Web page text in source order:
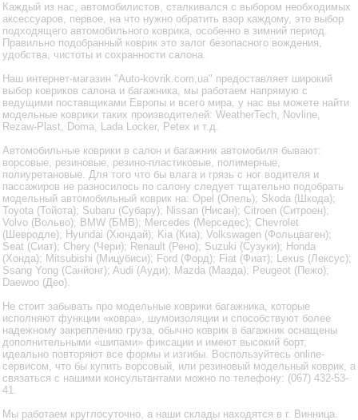
Каждый из нас, автомобилистов, сталкивался с выбором необходимых
аксессуаров, первое, на что нужно обратить взор каждому, это выбор
подходящего автомобильного коврика, особенно в зимний период.
Правильно подобранный коврик это залог безопасного вождения,
удобства, чистоты и сохранности салона.
Наш интернет-магазин "Auto-kovrik.com.ua" предоставляет широкий
выбор ковриков салона и багажника, мы работаем напрямую с
ведущими поставщиками Европы и всего мира, у нас вы можете найти
модельные коврики таких производителей: WeatherTech, Novline,
Rezaw-Plast, Doma, Lada Locker, Petex и т.д.
Автомобильные коврики в салон и багажник автомобиля бывают:
ворсовые, резиновые, резино-пластиковые, полимерные,
полиуретановые. Для того что бы влага и грязь с ног водителя и
пассажиров не разносилось по салону следует тщательно подобрать
модельный автомобильный коврик на: Opel (Опель); Skoda (Шкода);
Toyota (Тойота); Subaru (Субару); Nissan (Нисан); Citroen (Ситроен);
Volvo (Вольво); BMW (БМВ); Mercedes (Мерседес); Chevrolet
(Шевродле); Hyundai (Хюндай); Kia (Киа); Volkswagen (Фольцваген);
Seat (Сиат); Chery (Чери); Renault (Рено); Suzuki (Сузуки); Honda
(Хонда); Mitsubishi (Мицубиси); Ford (Форд); Fiat (Фиат); Lexus (Лексус);
Ssang Yong (Санйонг); Audi (Ауди); Mazda (Мазда); Peugeot (Пежо);
Daewoo (Део).
Не стоит забывать про модельные коврики багажника, которые
исполняют функции «ковра», шумоизоляции и способствуют более
надежному закреплению груза, обычно коврик в багажник оснащены
дополнительными «шипами» фиксации и имеют высокий борт,
идеально повторяют все формы и изгибы. Воспользуйтесь online-
сервисом, что бы купить ворсовый, или резиновый модельный коврик, а
связаться с нашими консультантами можно по телефону: (067) 432-53-
41.
Мы работаем круглосуточно, а наши склады находятся в г. Винница.